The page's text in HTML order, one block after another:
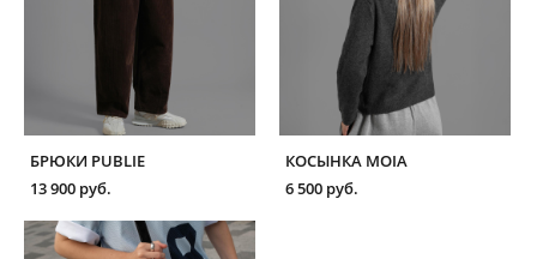
БРЮКИ PUBLIE
13 900 pуб.
КОСЫНКА MOIA
6 500 pуб.